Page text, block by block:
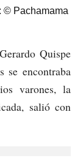
© Pachamama
Quispe
se encontraba
varones, la
salió con